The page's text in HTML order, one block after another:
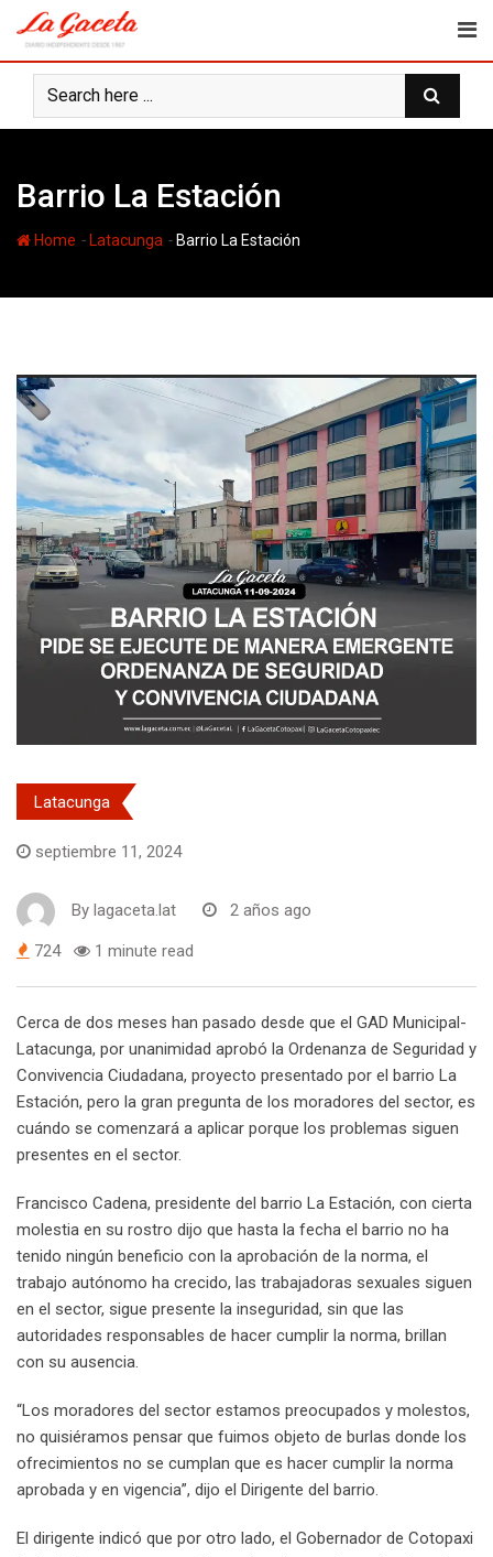
content
Barrio La Estación
Home - Latacunga - Barrio La Estación
Latacunga
septiembre 11, 2024
By lagaceta.lat 2 años ago
724 1 minute read
Cerca de dos meses han pasado desde que el GAD Municipal-
Latacunga, por unanimidad aprobó la Ordenanza de Seguridad y
Convivencia Ciudadana, proyecto presentado por el barrio La
Estación, pero la gran pregunta de los moradores del sector, es
cuándo se comenzará a aplicar porque los problemas siguen
presentes en el sector.
Francisco Cadena, presidente del barrio La Estación, con cierta
molestia en su rostro dijo que hasta la fecha el barrio no ha
tenido ningún beneficio con la aprobación de la norma, el
trabajo autónomo ha crecido, las trabajadoras sexuales siguen
en el sector, sigue presente la inseguridad, sin que las
autoridades responsables de hacer cumplir la norma, brillan
con su ausencia.
“Los moradores del sector estamos preocupados y molestos,
no quisiéramos pensar que fuimos objeto de burlas donde los
ofrecimientos no se cumplan que es hacer cumplir la norma
aprobada y en vigencia”, dijo el Dirigente del barrio.
El dirigente indicó que por otro lado, el Gobernador de Cotopaxi